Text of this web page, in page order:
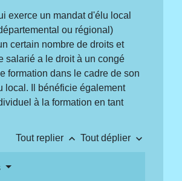
exerce un mandat d'élu local
ou régional)
certain nombre de droits et
salarié a le droit à un congé
formation dans le cadre de son
local. Il bénéficie également
à la formation en tant
Tout replier keyboard_arrow_up Tout déplier keyboard_arrow_down